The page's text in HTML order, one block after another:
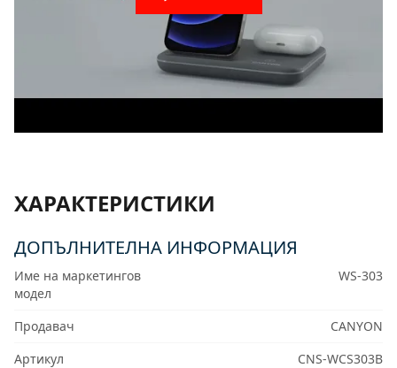
ХАРАКТЕРИСТИКИ
ДОПЪЛНИТЕЛНА ИНФОРМАЦИЯ
Име на маркетингов
модел
WS-303
Продавач
CANYON
Артикул
CNS-WCS303B